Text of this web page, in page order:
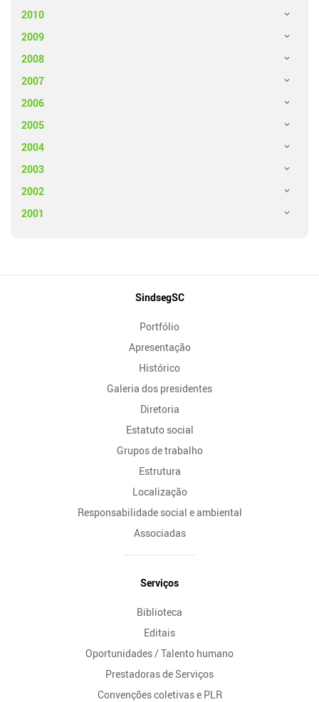
2010
2009
2008
2007
2006
2005
2004
2003
2002
2001
SindsegSC
Portfólio
Apresentação
Histórico
Galeria dos presidentes
Diretoria
Estatuto social
Grupos de trabalho
Estrutura
Localização
Responsabilidade social e ambiental
Associadas
Serviços
Biblioteca
Editais
Oportunidades / Talento humano
Prestadoras de Serviços
Convenções coletivas e PLR